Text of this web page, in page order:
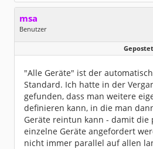
at
... 8 more
Process finished with exit
msa
Benutzer
Geschlecht:
Alter:
63
Dabei seit:
03 / 2007
"Alle Geräte" ist der
Standard. Ich hatte in der
gefunden, dass man weitere
definieren kann, in die man
Geräte reintun kann - damit die
einzelne Geräte angefordert
nicht immer parallel auf allen